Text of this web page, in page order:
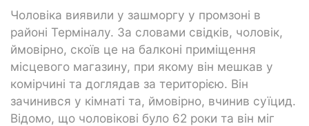
Чоловіка виявили у зашморгу у промзоні в
районі Терміналу. За словами свідків, чоловік,
ймовірно, скоїв це на балконі приміщення
місцевого магазину, при якому він мешкав у
комірчині та доглядав за територією. Він
зачинився у кімнаті та, ймовірно, вчинив суїцид.
Відомо, що чоловікові було 62 роки та він міг